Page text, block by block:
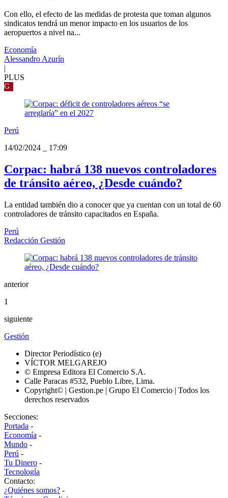
Con ello, el efecto de las medidas de protesta que toman algunos
sindicatos tendrá un menor impacto en los usuarios de los
aeropuertos a nivel na...
Economía
Alessandro Azurín
|
PLUS
G
Perú
14/02/2024
17:09
Corpac: habrá 138 nuevos controladores
de tránsito aéreo, ¿Desde cuándo?
La entidad también dio a conocer que ya cuentan con un total de 60
controladores de tránsito capacitados en España.
Perú
Redacción Gestión
anterior
1
siguiente
Gestión
Director Periodístico (e)
VÍCTOR MELGAREJO
© Empresa Editora El Comercio S.A.
Calle Paracas #532, Pueblo Libre, Lima.
Copyright© | Gestion.pe | Grupo El Comercio | Todos los
derechos reservados
Secciones:
Portada -
Economía -
Mundo -
Perú -
Tu Dinero -
Tecnología
Contacto:
¿Quiénes somos? -